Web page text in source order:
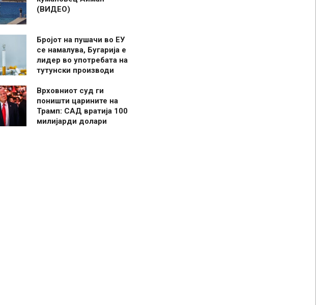
(ВИДЕО)
Бројот на пушачи во ЕУ
се намалува, Бугарија е
лидер во употребата на
тутунски производи
Врховниот суд ги
поништи царините на
Трамп: САД вратија 100
милијарди долари